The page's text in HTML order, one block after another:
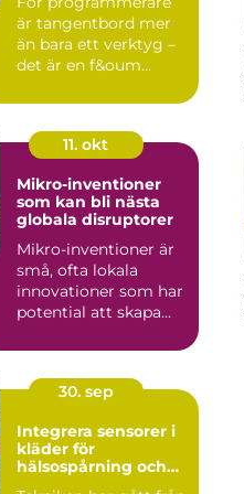
är tangentbord mer
än bara ett verktyg –
det är en f&oum...
11. okt
Mikro-inventioner
som kan bli nästa
globala disruptorer
Mikro-inventioner är
små, ofta lokala
innovationer som har
potential att skapa
30. sep
Integrera sensorer i
kläder för
hälsospårning och